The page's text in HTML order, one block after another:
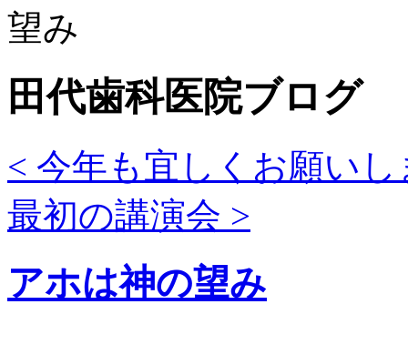
望み
田代歯科医院ブログ
< 今年も宜しくお願いし
最初の講演会 >
アホは神の望み